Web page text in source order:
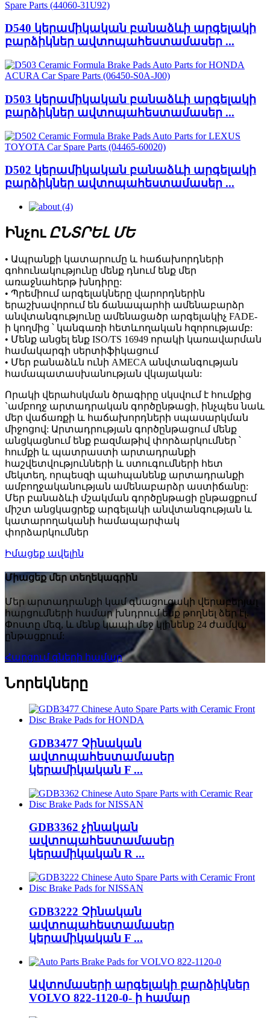
D540 կերամիկական բանաձևի արգելակի
բարձիկներ ավտոպահեստամասեր ...
D503 կերամիկական բանաձևի արգելակի
բարձիկներ ավտոպահեստամասեր ...
D502 կերամիկական բանաձևի արգելակի
բարձիկներ ավտոպահեստամասեր ...
ԻնչուԸՆՏՐԵԼ ՄԵ
• Ապրանքի կատարումը և հաճախորդների
գոհունակությունը մենք դնում ենք մեր
առաջնահերթ խնդիրը:
• Պրեմիում արգելակները վարորդներին
երաշխավորում են ճանապարհի ամենաբարձր
անվտանգությունը ամենացածր արգելակիչ FADE-
ի կողմից ՝ կանգառի հետևողական հզորությամբ:
• Մենք անցել ենք ISO/TS 16949 որակի կառավարման
համակարգի սերտիֆիկացում
• Մեր բանաձևն ունի AMECA անվտանգության
համապատասխանության վկայական:
Որակի վերահսկման ծրագիրը սկսվում է հումքից
`ամբողջ արտադրական գործընթացի, ինչպես նաև
մեր վաճառքի և հաճախորդների սպասարկման
միջոցով: Արտադրության գործընթացում մենք
անցկացնում ենք բազմաթիվ փորձարկումներ ՝
հումքի և պատրաստի արտադրանքի
հաշվետվությունների և ստուգումների հետ
մեկտեղ, որպեսզի պահպանենք արտադրանքի
ամբողջականության ամենաբարձր աստիճանը:
Մեր բանաձևի մշակման գործընթացի ընթացքում
միշտ անցկացրեք արգելակի անվտանգության և
կատարողականի համապարփակ
փորձարկումներ
Իմացեք ավելին
Միացեք մեր տեղեկագրին
Մեր արտադրանքի կամ գնացուցակի վերաբերյալ
հարցումների համար խնդրում ենք թողնել ձեր էլ.
Փոստը մեզ, և մենք կապի մեջ կլինենք 24 ժամվա
ընթացքում:
Հարցում գների համար
Նորեկները
GDB3477 Չինական
ավտոպահեստամասեր
կերամիկական F ...
GDB3362 չինական
ավտոպահեստամասեր
կերամիկական R ...
GDB3222 Չինական
ավտոպահեստամասեր
կերամիկական F ...
Ավտոմասերի արգելակի բարձիկներ
VOLVO 822-1120-0- ի համար